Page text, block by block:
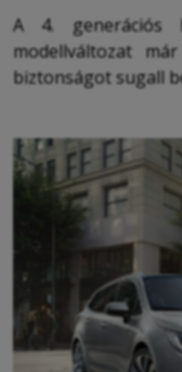
A 4. generációs
modellváltozat
biztonságot sugall